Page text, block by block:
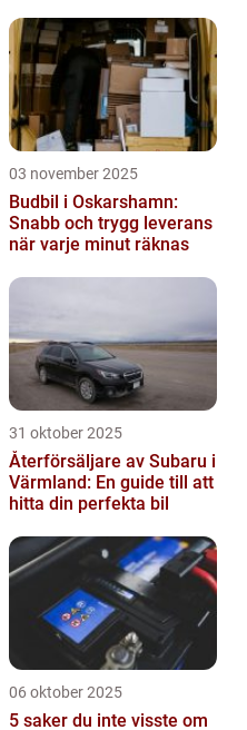
03 november 2025
Budbil i Oskarshamn:
Snabb och trygg leverans
när varje minut räknas
31 oktober 2025
Återförsäljare av Subaru i
Värmland: En guide till att
hitta din perfekta bil
06 oktober 2025
5 saker du inte visste om